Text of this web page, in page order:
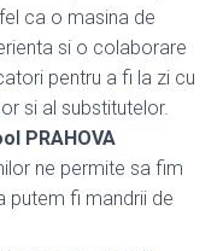
ca o masina de
si o colaborare
pentru a fi la zi cu
si al substitutelor.
PRAHOVA
ne permite sa fim
putem fi mandrii de